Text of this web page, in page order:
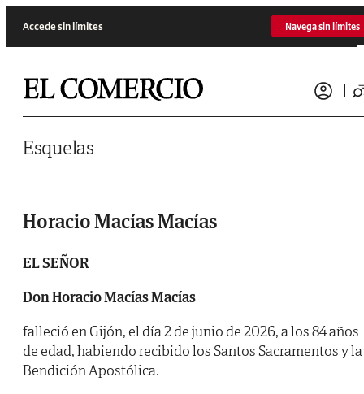
Accede sin límites Navega sin límites
Esquelas
Horacio Macías Macías
EL SEÑOR
Don Horacio Macías Macías
falleció en Gijón, el día 2 de junio de 2026, a los 84 años
de edad, habiendo recibido los Santos Sacramentos y la
Bendición Apostólica.